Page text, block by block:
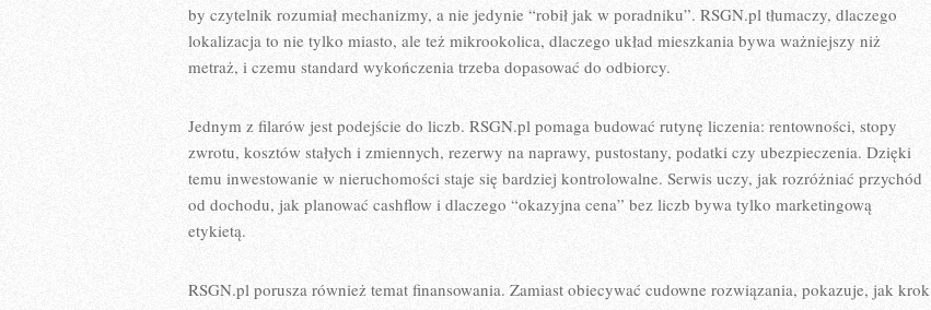
by czytelnik rozumiał mechanizmy, a nie jedynie “robił jak w poradniku”. RSGN.pl tłumaczy, dlaczego
lokalizacja to nie tylko miasto, ale też mikrookolica, dlaczego układ mieszkania bywa ważniejszy niż
metraż, i czemu standard wykończenia trzeba dopasować do odbiorcy.
Jednym z filarów jest podejście do liczb. RSGN.pl pomaga budować rutynę liczenia: rentowności, stopy
zwrotu, kosztów stałych i zmiennych, rezerwy na naprawy, pustostany, podatki czy ubezpieczenia. Dzięki
temu inwestowanie w nieruchomości staje się bardziej kontrolowalne. Serwis uczy, jak rozróżniać przychód
od dochodu, jak planować cashflow i dlaczego “okazyjna cena” bez liczb bywa tylko marketingową
etykietą.
RSGN.pl porusza również temat finansowania. Zamiast obiecywać cudowne rozwiązania, pokazuje, jak krok